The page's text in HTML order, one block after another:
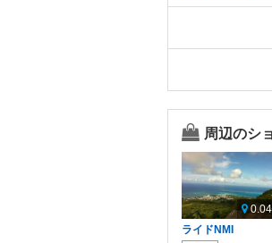
周辺のシ
ライドNMI